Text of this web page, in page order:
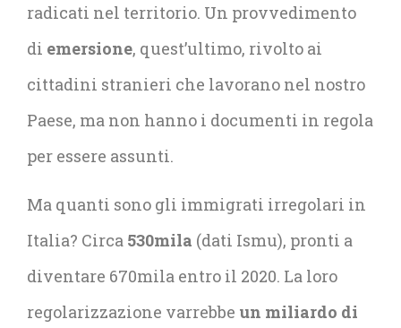
radicati nel territorio. Un provvedimento
di emersione, quest’ultimo, rivolto ai
cittadini stranieri che lavorano nel nostro
Paese, ma non hanno i documenti in regola
per essere assunti.
Ma quanti sono gli immigrati irregolari in
Italia? Circa 530mila (dati Ismu), pronti a
diventare 670mila entro il 2020. La loro
regolarizzazione varrebbe un miliardo di